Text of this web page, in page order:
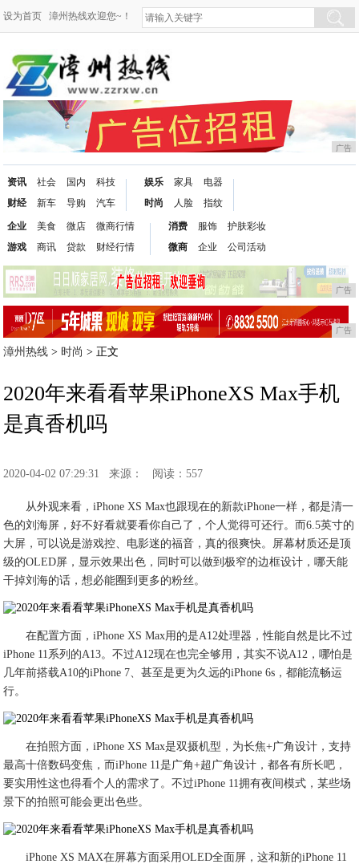
设为首页 漳州热线欢迎您~！
广告
资讯
财经
社会
新车
国内
导购
科技
汽车
娱乐
时尚
家具
人脸
电器
指纹
企业
游戏
美食
商讯
微店
贷款
微商行情
财经行情
消费
微商
服饰
企业
护肤彩妆
公司活动
广告
广告
漳州热线 > 时尚 > 正文
2020年来看看苹果iPhoneXS Max手机
是真香机吗
2020-04-02 07:29:31 来源： 阅读：557
从外观来看，iPhone XS Max也跟现在的新款iPhone一样，都是清一
色的刘海屏，好不好看就要看你自己了，个人觉得可还行。而6.5英寸的
大屏，可以说是游戏控、电影迷的福音，真的很爽快。屏幕材质还是顶
级的OLED屏，显示效果出色，同时可以做到极窄的边框设计，哪天能
干掉刘海的话，想必能圈到更多的粉丝。
在配置方面，iPhone XS Max用的是A12处理器，性能自然是比不过
iPhone 11系列的A13。不过A12现在也完全够用，其实不说A12，哪怕是
几年前搭载A10的iPhone 7、甚至是更为久远的iPhone 6s，都能流畅运
行。
在拍照方面，iPhone XS Max是双摄机型，为长焦+广角设计，支持
最高十倍数码变焦，而iPhone 11是广角+超广角设计，都各有所长吧，
要实用性这也得看个人的需求了。不过iPhone 11拥有夜间模式，某些场
景下的拍照可能会更出色些。
iPhone XS MAX在屏幕方面采用OLED全面屏，这和新的iPhone 11